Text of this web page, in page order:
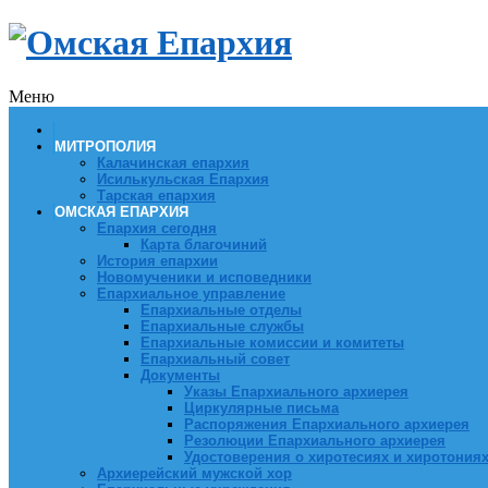
Меню
МИТРОПОЛИЯ
Калачинская епархия
Исилькульская Епархия
Тарская епархия
ОМСКАЯ ЕПАРХИЯ
Епархия сегодня
Карта благочиний
История епархии
Новомученики и исповедники
Епархиальное управление
Епархиальные отделы
Епархиальные службы
Епархиальные комиссии и комитеты
Епархиальный совет
Документы
Указы Епархиального архиерея
Циркулярные письма
Распоряжения Епархиального архиерея
Резолюции Епархиального архиерея
Удостоверения о хиротесиях и хиротониях
Архиерейский мужской хор